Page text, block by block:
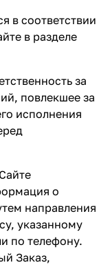
в соответствии
в разделе
за
повлекшее за
исполнения
о
направления
указанному
по телефону.
Заказ,